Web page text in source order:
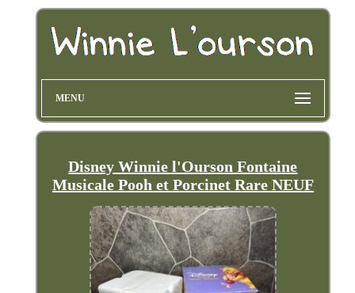
MENU
Disney Winnie l'Ourson Fontaine
Musicale Pooh et Porcinet Rare NEUF